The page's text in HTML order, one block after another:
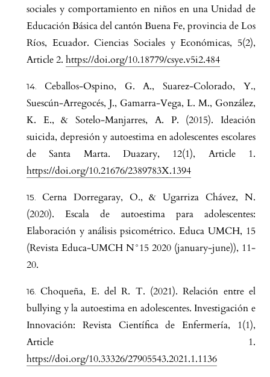
sociales y comportamiento en niños en una Unidad de
Educación Básica del cantón Buena Fe, provincia de Los
Ríos, Ecuador. Ciencias Sociales y Económicas, 5(2),
Article 2. https://doi.org/10.18779/csye.v5i2.484
Ceballos-Ospino, G. A., Suarez-Colorado, Y.,
Suescún-Arregocés, J., Gamarra-Vega, L. M., González,
K. E., & Sotelo-Manjarres, A. P. (2015). Ideación
suicida, depresión y autoestima en adolescentes escolares
de Santa Marta. Duazary, 12(1), Article 1.
https://doi.org/10.21676/2389783X.1394
Cerna Dorregaray, O., & Ugarriza Chávez, N.
(2020). Escala de autoestima para adolescentes:
Elaboración y análisis psicométrico. Educa UMCH, 15
(Revista Educa-UMCH N°15 2020 (january-june)), 11-
20.
Choqueña, E. del R. T. (2021). Relación entre el
bullying y la autoestima en adolescentes. Investigación e
Innovación: Revista Científica de Enfermería, 1(1),
Article 1.
https://doi.org/10.33326/27905543.2021.1.1136